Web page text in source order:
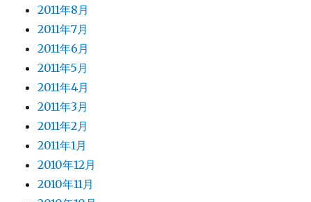
2011年8月
2011年7月
2011年6月
2011年5月
2011年4月
2011年3月
2011年2月
2011年1月
2010年12月
2010年11月